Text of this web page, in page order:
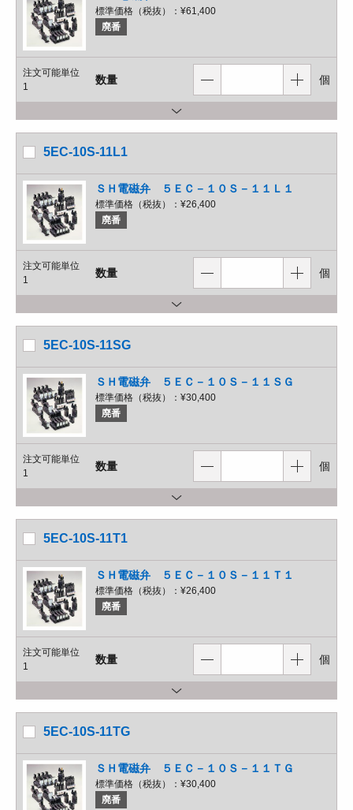
標準価格（税抜）： ¥61,400
廃番
注文可能単位
1
数量 個
5EC-10S-11L1
ＳＨ電磁弁 ５ＥＣ－１０Ｓ－１１Ｌ１
標準価格（税抜）： ¥26,400
廃番
注文可能単位
1
数量 個
5EC-10S-11SG
ＳＨ電磁弁 ５ＥＣ－１０Ｓ－１１ＳＧ
標準価格（税抜）： ¥30,400
廃番
注文可能単位
1
数量 個
5EC-10S-11T1
ＳＨ電磁弁 ５ＥＣ－１０Ｓ－１１Ｔ１
標準価格（税抜）： ¥26,400
廃番
注文可能単位
1
数量 個
5EC-10S-11TG
ＳＨ電磁弁 ５ＥＣ－１０Ｓ－１１ＴＧ
標準価格（税抜）： ¥30,400
廃番